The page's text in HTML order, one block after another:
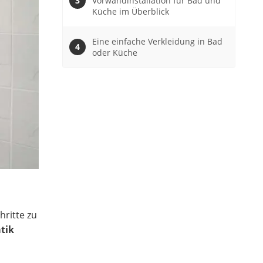
zu
Küche im Überblick
Eine einfache Verkleidung in Bad
oder Küche